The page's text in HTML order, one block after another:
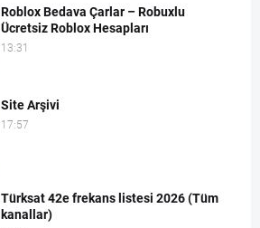
Roblox Bedava Çarlar – Robuxlu
Ücretsiz Roblox Hesapları
13:31
Site Arşivi
17:57
Türksat 42e frekans listesi 2026 (Tüm
kanallar)